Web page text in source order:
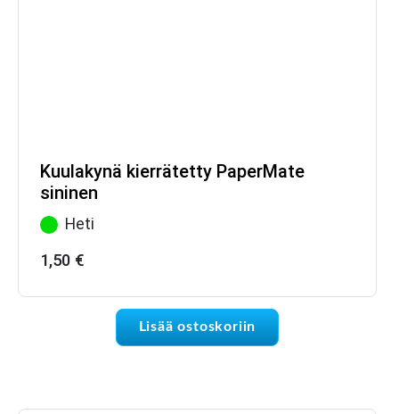
Kuulakynä kierrätetty PaperMate
sininen
Heti
1,50 €
Lisää ostoskoriin